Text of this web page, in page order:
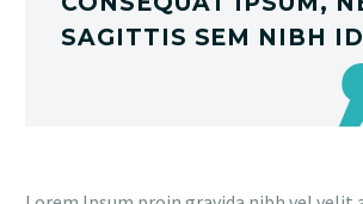
SAGITTIS SEM NIBH